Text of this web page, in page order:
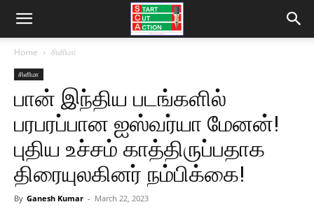
Home சினிமா
சினிமா
பான் இந்திய படங்களில்
பரபரப்பான ஐஸ்வர்யா மேனன்!
புதிய உச்சம் காத்திருப்பதாக
திரையுலகினர் நம்பிக்கை!
By Ganesh Kumar - March 22, 2023